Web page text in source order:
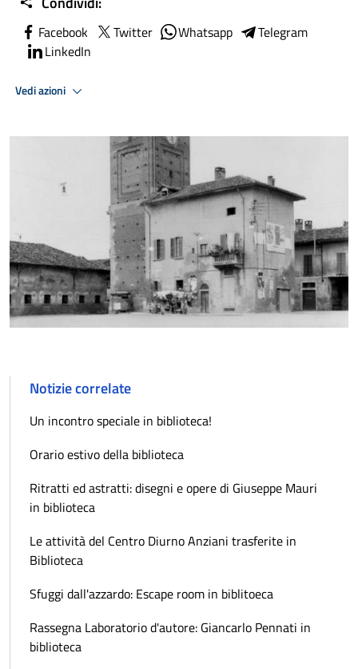
Facebook Twitter Whatsapp
Telegram
LinkedIn
Vedi azioni
Notizie correlate
Un incontro speciale in biblioteca!
Orario estivo della biblioteca
Ritratti ed astratti: disegni e opere di Giuseppe Mauri
in biblioteca
Le attività del Centro Diurno Anziani trasferite in
Biblioteca
Sfuggi dall'azzardo: Escape room in biblitoeca
Rassegna Laboratorio d'autore: Giancarlo Pennati in
biblioteca